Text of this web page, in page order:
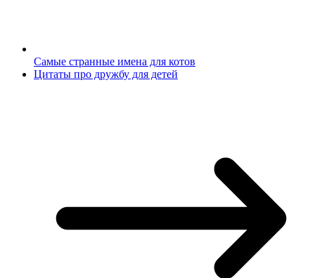
Самые странные имена для котов
Цитаты про дружбу для детей